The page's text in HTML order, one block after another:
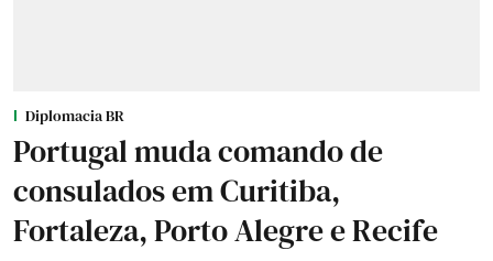
Diplomacia BR
Portugal muda comando de
consulados em Curitiba,
Fortaleza, Porto Alegre e Recife